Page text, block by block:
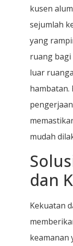
kusen
sejumlah
yang
ruang bagi
luar
hambatan.
mudah
dan
Kekuatan
keamanan